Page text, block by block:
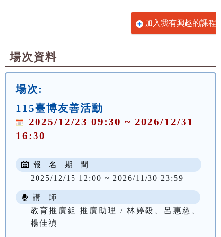
加入我有興趣的課程
場次資料
場次:
115臺博友善活動
2025/12/23 09:30 ~ 2026/12/31
16:30
報 名 期 間
2025/12/15 12:00 ~ 2026/11/30 23:59
講 師
教育推廣組 推廣助理 / 林婷毅、呂惠慈、
楊佳禎